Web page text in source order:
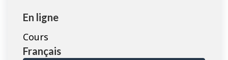
En ligne
Cours
Français